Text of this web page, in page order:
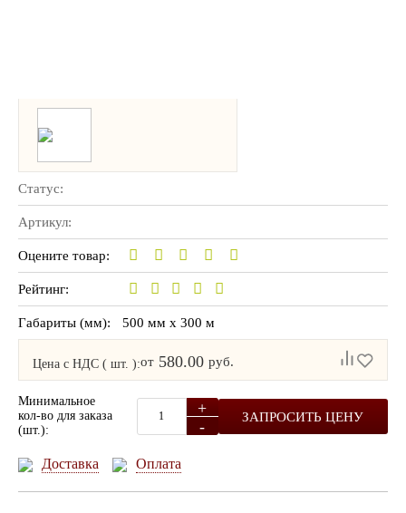
Статус:
Артикул:
Оцените товар:
Рейтинг:
Габариты (мм): 500 мм x 300 м
Цена с НДС ( шт. ):от 580.00 руб.
Минимальное
кол-во для заказа
(шт.):
+
-
ЗАПРОСИТЬ ЦЕНУ
Доставка Оплата